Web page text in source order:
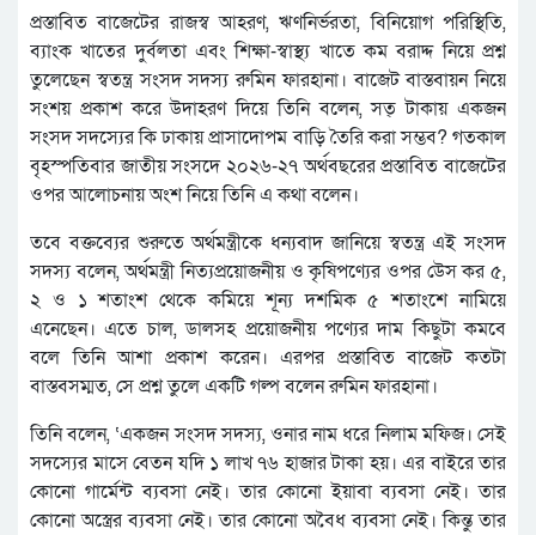
প্রস্তাবিত বাজেটের রাজস্ব আহরণ, ঋণনির্ভরতা, বিনিয়োগ পরিস্থিতি,
ব্যাংক খাতের দুর্বলতা এবং শিক্ষা-স্বাস্থ্য খাতে কম বরাদ্দ নিয়ে প্রশ্ন
তুলেছেন স্বতন্ত্র সংসদ সদস্য রুমিন ফারহানা। বাজেট বাস্তবায়ন নিয়ে
সংশয় প্রকাশ করে উদাহরণ দিয়ে তিনি বলেন, সত্ টাকায় একজন
সংসদ সদস্যের কি ঢাকায় প্রাসাদোপম বাড়ি তৈরি করা সম্ভব? গতকাল
বৃহস্পতিবার জাতীয় সংসদে ২০২৬-২৭ অর্থবছরের প্রস্তাবিত বাজেটের
ওপর আলোচনায় অংশ নিয়ে তিনি এ কথা বলেন।
তবে বক্তব্যের শুরুতে অর্থমন্ত্রীকে ধন্যবাদ জানিয়ে স্বতন্ত্র এই সংসদ
সদস্য বলেন, অর্থমন্ত্রী নিত্যপ্রয়োজনীয় ও কৃষিপণ্যের ওপর উেস কর ৫,
২ ও ১ শতাংশ থেকে কমিয়ে শূন্য দশমিক ৫ শতাংশে নামিয়ে
এনেছেন। এতে চাল, ডালসহ প্রয়োজনীয় পণ্যের দাম কিছুটা কমবে
বলে তিনি আশা প্রকাশ করেন। এরপর প্রস্তাবিত বাজেট কতটা
বাস্তবসম্মত, সে প্রশ্ন তুলে একটি গল্প বলেন রুমিন ফারহানা।
তিনি বলেন, ‘একজন সংসদ সদস্য, ওনার নাম ধরে নিলাম মফিজ। সেই
সদস্যের মাসে বেতন যদি ১ লাখ ৭৬ হাজার টাকা হয়। এর বাইরে তার
কোনো গার্মেন্ট ব্যবসা নেই। তার কোনো ইয়াবা ব্যবসা নেই। তার
কোনো অস্ত্রের ব্যবসা নেই। তার কোনো অবৈধ ব্যবসা নেই। কিন্তু তার